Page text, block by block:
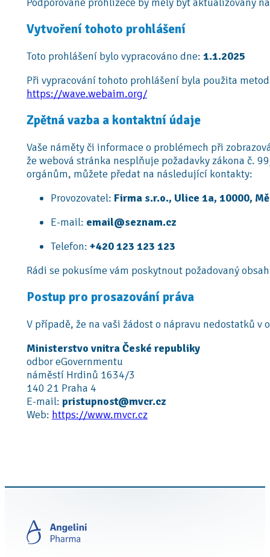
Vytvoření tohoto prohlášení
Toto prohlášení bylo vypracováno dne: 1.1.2025
Při vypracování tohoto prohlášení byla použita
https://wave.webaim.org/
Zpětná vazba a kontaktní údaje
Vaše náměty či informace o problémech při
že webová stránka nesplňuje požadavky zákona č.
orgánům, můžete předat na následující kontakty:
Provozovatel: Firma s.r.o., Ulice 1a, 10000,
E-mail: email@seznam.cz
Telefon: +420 123 123 123
Rádi se pokusíme vám poskytnout požadovaný
Postup pro prosazování práva
V případě, že na vaši žádost o nápravu nedostatků
Ministerstvo vnitra České republiky
odbor eGovernmentu
náměstí Hrdinů 1634/3
140 21 Praha 4
E-mail: pristupnost@mvcr.cz
Web: https://www.mvcr.cz